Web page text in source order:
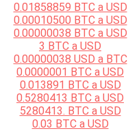
0.01858859 BTC a USD
0.00010500 BTC a USD
0.00000038 BTC a USD
3 BTC a USD
0.00000038 USD a BTC
0.0000001 BTC a USD
0.013891 BTC a USD
0.5280413 BTC a USD
5280413. BTC a USD
0.03 BTC a USD